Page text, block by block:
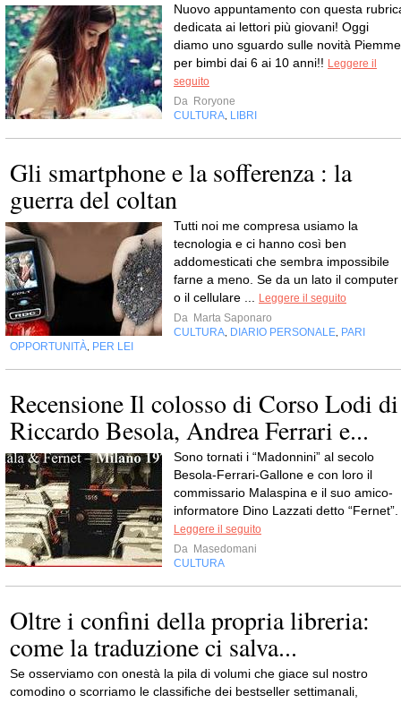
Nuovo appuntamento con questa
dedicata ai lettori più giovani! Oggi
diamo uno sguardo sulle novità Piemme
per bimbi dai 6 ai 10 anni!! Leggere il
seguito
Da Roryone
CULTURA LIBRI
Gli smartphone e la sofferenza : la
guerra del coltan
Tutti noi me compresa usiamo la
tecnologia e ci hanno così ben
addomesticati che sembra impossibile
farne a meno. Se da un lato il computer
o il cellulare ...
Leggere il seguito
Da Marta Saponaro
CULTURA DIARIO PERSONALE PARI
OPPORTUNITÀ PER LEI
Recensione Il colosso di Corso Lodi di
Riccardo Besola, Andrea Ferrari e...
Sono tornati i “Madonnini” al secolo
Besola-Ferrari-Gallone e con loro il
commissario Malaspina e il suo amico-
informatore Dino Lazzati detto “Fernet”.
Leggere il seguito
Da Masedomani
CULTURA
Oltre i confini della propria libreria:
come la traduzione ci salva...
Se osserviamo con onestà la pila di volumi che giace sul nostro
comodino o scorriamo le classifiche dei bestseller settimanali,